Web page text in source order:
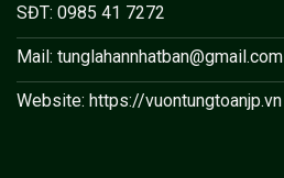
SĐT: 0985 41 7272
Mail: tunglahannhatban@gmail.com
Website: https://vuontungtoanjp.vn